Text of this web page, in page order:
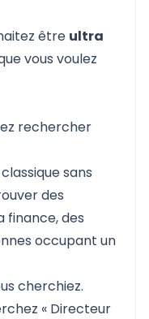
être ultra
vous voulez
rechercher
sans
des
finance, des
occupant un
cherchiez.
« Directeur